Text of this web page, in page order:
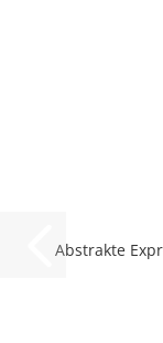
Abs­trak­te